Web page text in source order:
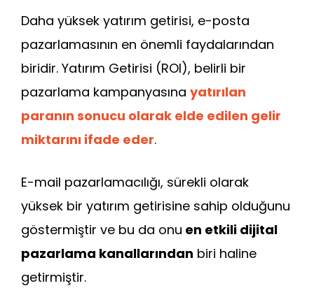
Daha yüksek yatırım getirisi, e-posta
pazarlamasının en önemli faydalarından
biridir. Yatırım Getirisi (ROI), belirli bir
pazarlama kampanyasına yatırılan
paranın sonucu olarak elde edilen gelir
miktarını ifade eder.
E-mail pazarlamacılığı, sürekli olarak
yüksek bir yatırım getirisine sahip olduğunu
göstermiştir ve bu da onu en etkili dijital
pazarlama kanallarından biri haline
getirmiştir.